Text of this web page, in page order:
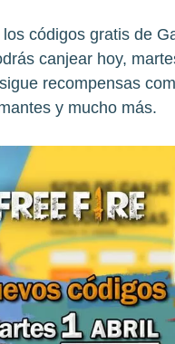
códigos gratis de
canjear hoy,
recompensas
y mucho más.